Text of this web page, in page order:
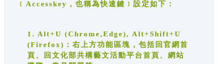
﹝Accesskey，也稱為快速鍵﹞設定如下：
1. Alt+U (Chrome,Edge), Alt+Shift+U
(Firefox)：右上方功能區塊，包括回官網首
頁、回文化部共構藝文活動平台首頁、網站